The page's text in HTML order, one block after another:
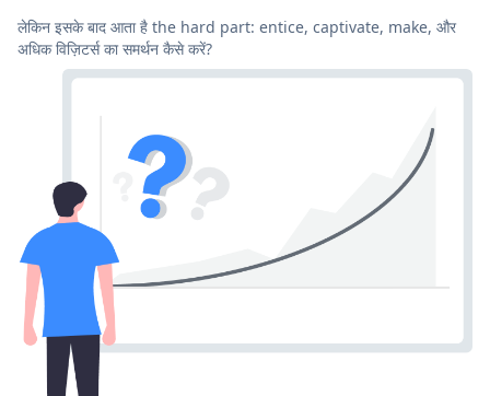
लेकिन इसके बाद आता है the hard part: entice, captivate, make, और
अधिक विज़िटर्स का समर्थन कैसे करें?